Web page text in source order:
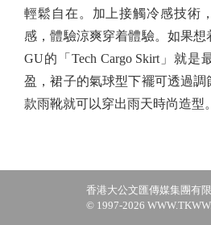
輕鬆自在。加上接觸冷感技術
感，體驗涼爽穿着體驗。如果想
GU的「Tech Cargo Skirt」就
盈，裙子的氣球型下襬可透過
款雨靴就可以穿出雨天時尚造型。
香港大公文匯傳媒集團有
© 1997-2026